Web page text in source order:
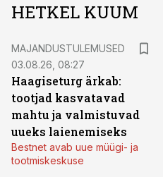
HETKEL KUUM
MAJANDUSTULEMUSED
03.08.26, 08:27
Haagiseturg ärkab:
tootjad kasvatavad
mahtu ja valmistuvad
uueks laienemiseks
Bestnet avab uue müügi- ja
tootmiskeskuse